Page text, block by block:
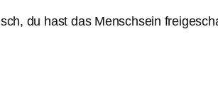
du hast das Menschsein